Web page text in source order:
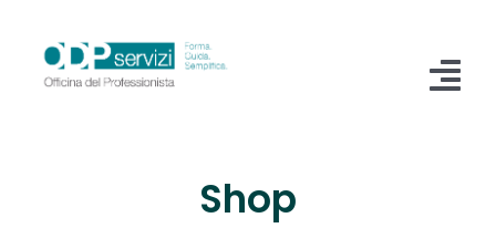
contenuto
Shop